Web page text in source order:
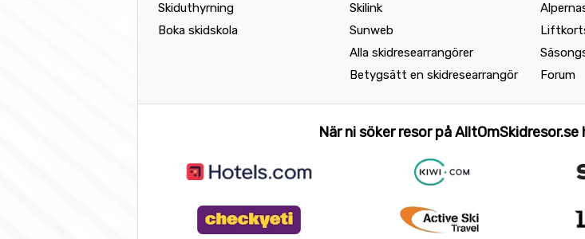
Skiduthyrning
Boka skidskola
Skilink
Sunweb
Alla skidresearrangörer
Betygsätt en skidresearrangör
Forum
När ni söker resor på